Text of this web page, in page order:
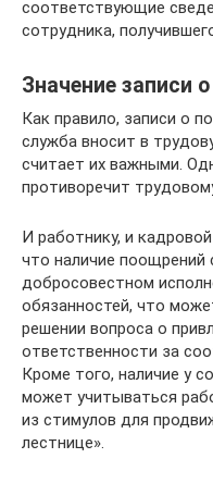
соответствующие
сотрудника,
Значение записи
Как правило, записи о
служба вносит в
считает их важными.
противоречит
И работнику, и
что наличие поощрений
добросовестном
обязанностей, что
решении вопроса о
ответственности за
Кроме того, наличие у
может учитываться
из стимулов для
лестнице».